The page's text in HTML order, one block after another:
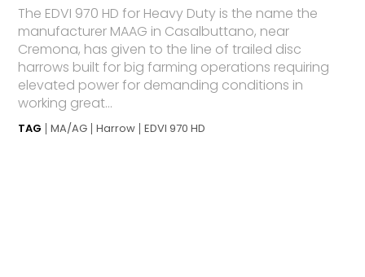
The EDVI 970 HD for Heavy Duty is the name the
manufacturer MAAG in Casalbuttano, near
Cremona, has given to the line of trailed disc
harrows built for big farming operations requiring
elevated power for demanding conditions in
working great...
TAG MA/AG Harrow EDVI 970 HD